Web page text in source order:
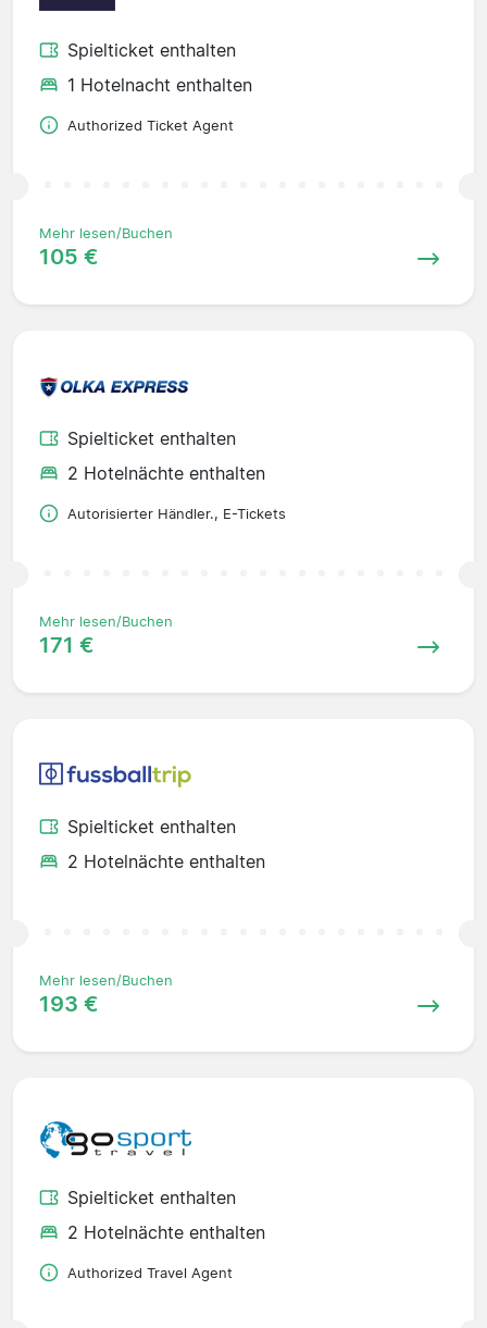
Spielticket enthalten
1 Hotelnacht enthalten
Authorized Ticket Agent
Mehr lesen/Buchen
105 €
Spielticket enthalten
2 Hotelnächte enthalten
Autorisierter Händler., E-Tickets
Mehr lesen/Buchen
171 €
Spielticket enthalten
2 Hotelnächte enthalten
Mehr lesen/Buchen
193 €
Spielticket enthalten
2 Hotelnächte enthalten
Authorized Travel Agent